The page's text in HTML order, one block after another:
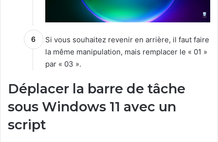
Si vous souhaitez revenir en arrière, il faut faire
la même manipulation, mais remplacer le « 01 »
par « 03 ».
Déplacer la barre de tâche
sous Windows 11 avec un
script